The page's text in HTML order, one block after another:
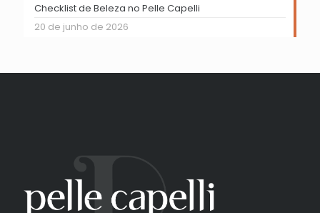
Checklist de Beleza no Pelle Capelli
20 de junho de 2026